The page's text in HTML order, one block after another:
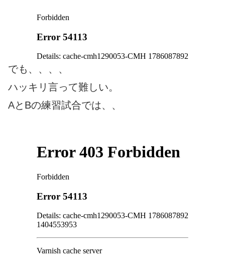
でも、、、、
ハッキリ言って難しい。
AとBの練習試合では、、